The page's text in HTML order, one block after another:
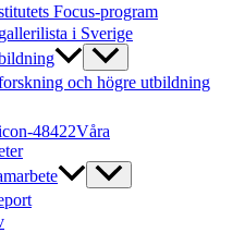
Focus-program
i Sverige
och högre utbildning
Våra